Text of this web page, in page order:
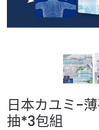
日本カユミ-
抽*3包組